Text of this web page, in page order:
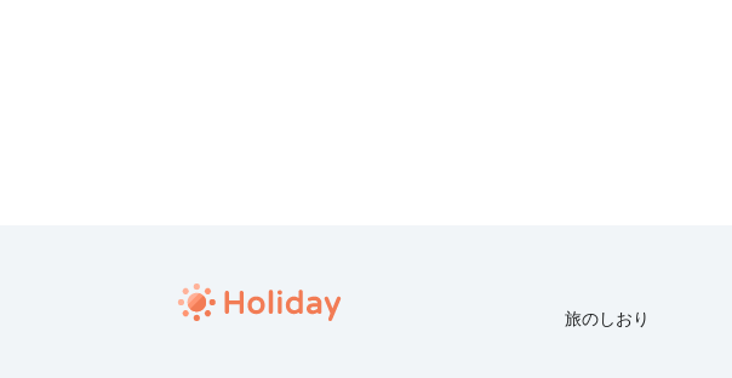
旅のしおり